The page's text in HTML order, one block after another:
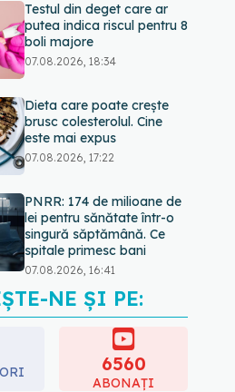
Testul din deget care ar
putea indica riscul pentru 8
boli majore
07.08.2026, 18:34
Dieta care poate crește
brusc colesterolul. Cine
este mai expus
07.08.2026, 17:22
PNRR: 174 de milioane de
lei pentru sănătate într-o
singură săptămână. Ce
spitale primesc bani
07.08.2026, 16:41
Ce spune culoarea ta
preferată despre vârsta
pe care o ai. Care este
"codul cromatic" al
NE ȘI PE:
6560
ABONAȚI